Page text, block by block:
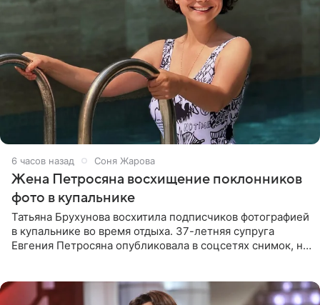
6 часов назад Соня Жарова
Жена Петросяна восхищение поклонников
фото в купальнике
Татьяна Брухунова восхитила подписчиков фотографией
в купальнике во время отдыха. 37-летняя супруга
Евгения Петросяна опубликовала в соцсетях снимок, на